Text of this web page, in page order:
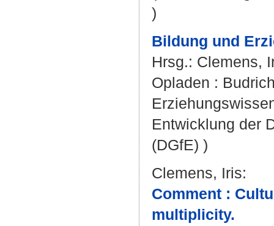
)
Bildung und
Hrsg.: Clemens,
Opladen :
Entwicklung der
(DGfE) )
Clemens, Iris:
Comment :
multiplicity.